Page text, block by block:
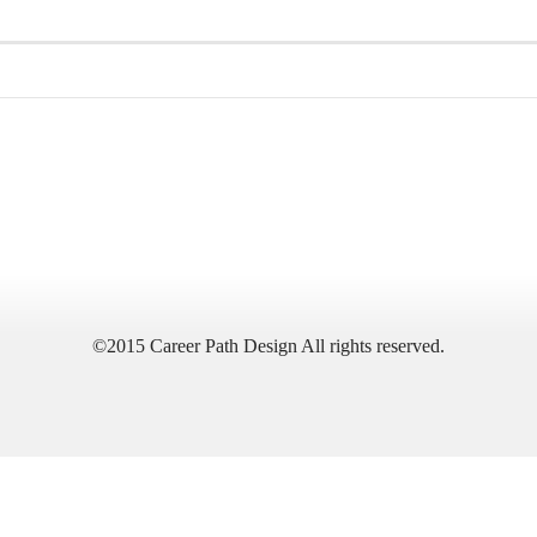
©2015 Career Path Design All rights reserved.